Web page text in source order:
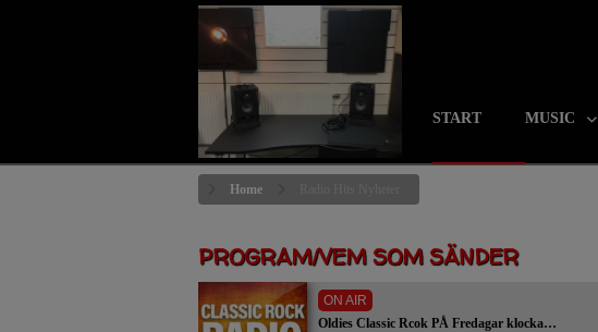
START MUSIC
Home
PROGRAM/VEM SOM SÄNDER
ON AIR
Oldies Classic Rcok PÅ Fredagar klockan 12:00 - 21:00